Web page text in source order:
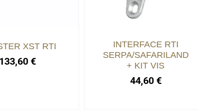
XST RTI
133,60€
INTERFACE RTI
SERPA/SAFARILAND
+ KIT VIS
44,60 €